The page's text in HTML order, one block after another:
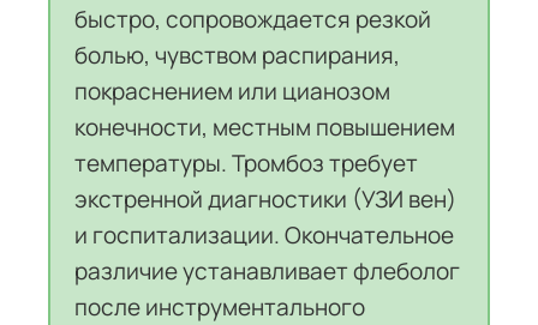
быстро, сопровождается резкой
болью, чувством распирания,
покраснением или цианозом
конечности, местным повышением
температуры. Тромбоз требует
экстренной диагностики (УЗИ вен)
и госпитализации. Окончательное
различие устанавливает флеболог
после инструментального